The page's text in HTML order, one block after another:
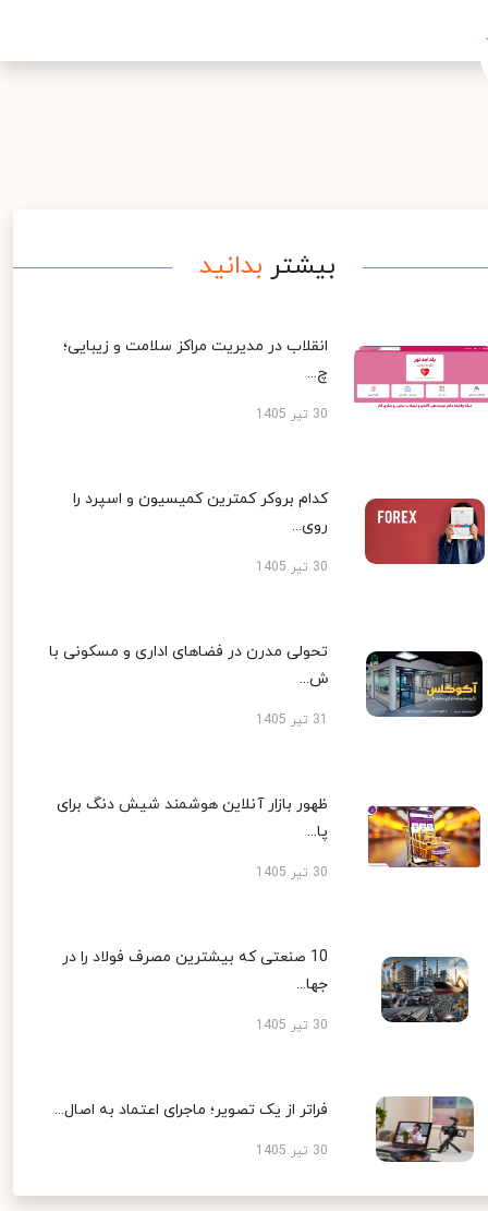
بیشتر بدانید
انقلاب در مدیریت مراکز سلامت و زیبایی؛
چ...
30 تیر 1405
کدام بروکر کمترین کمیسیون و اسپرد را
روی...
30 تیر 1405
تحولی مدرن در فضاهای اداری و مسکونی با
ش...
ظهور بازار آنلاین هوشمند شیش دنگ برای
پا...
30 تیر 1405
10 صنعتی که بیشترین مصرف فولاد را در
جها...
30 تیر 1405
فراتر از یک تصویر؛ ماجرای اعتماد به اصال...
30 تیر 1405